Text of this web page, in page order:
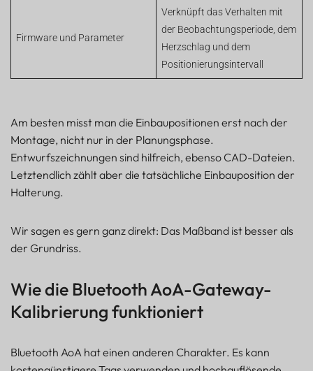
Firmware und Parameter
Verknüpft das Verhalten mit
der Beobachtungsperiode, dem
Herzschlag und dem
Positionierungsintervall
Am besten misst man die Einbaupositionen erst nach der
Montage, nicht nur in der Planungsphase.
Entwurfszeichnungen sind hilfreich, ebenso CAD-Dateien.
Letztendlich zählt aber die tatsächliche Einbauposition der
Halterung.
Wir sagen es gern ganz direkt: Das Maßband ist besser als
der Grundriss.
Wie die Bluetooth AoA-Gateway-
Kalibrierung funktioniert
Bluetooth AoA hat einen anderen Charakter. Es kann